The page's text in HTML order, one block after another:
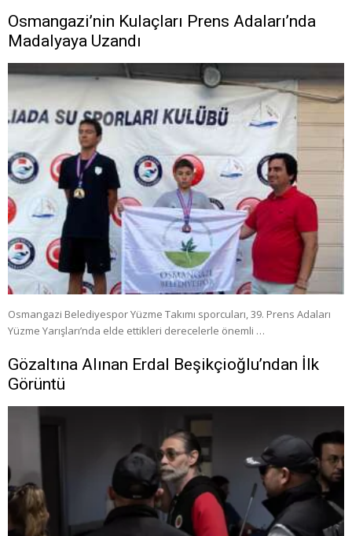
Osmangazi’nin Kulaçları Prens Adaları’nda
Madalyaya Uzandı
Osmangazi Belediyespor Yüzme Takımı sporcuları, 39. Prens Adaları
Yüzme Yarışları’nda elde ettikleri derecelerle önemli …
Gözaltına Alınan Erdal Beşikçioğlu’ndan İlk
Görüntü